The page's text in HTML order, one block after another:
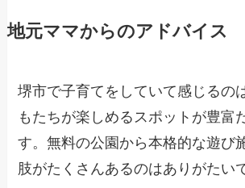
地元ママからのアドバイス
堺市で子育てをしていて感じるの
もたちが楽しめるスポットが豊富
す。無料の公園から本格的な遊び
肢がたくさんあるのはありがたい